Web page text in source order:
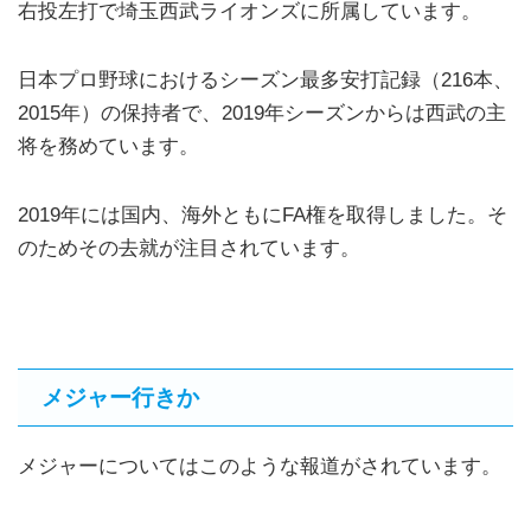
右投左打で埼玉西武ライオンズに所属しています。
日本プロ野球におけるシーズン最多安打記録（216本、
2015年）の保持者で、2019年シーズンからは西武の主
将を務めています。
2019年には国内、海外ともにFA権を取得しました。そ
のためその去就が注目されています。
メジャー行きか
メジャーについてはこのような報道がされています。